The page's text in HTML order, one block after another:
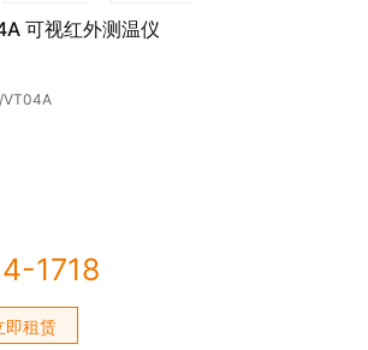
可视红外测温仪
1718
即租赁